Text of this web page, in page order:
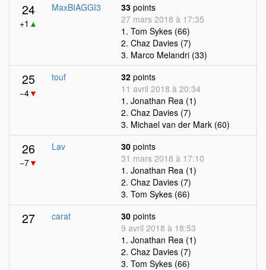
24
+1 ▲
MaxBIAGGI3 33 points
27 mars 2018 à 17:35
1. Tom Sykes (66)
2. Chaz Davies (7)
3. Marco Melandri (33)
25
−4▼
touf 32 points
11 avril 2018 à 20:34
1. Jonathan Rea (1)
2. Chaz Davies (7)
3. Michael van der Mark (60)
26
−7▼
Lav 30 points
31 mars 2018 à 17:10
1. Jonathan Rea (1)
2. Chaz Davies (7)
3. Tom Sykes (66)
27 carat 30 points
9 avril 2018 à 18:53
1. Jonathan Rea (1)
2. Chaz Davies (7)
3. Tom Sykes (66)